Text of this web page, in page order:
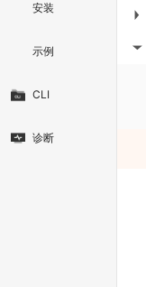
安装
示例
CLI
诊断
▶
▶